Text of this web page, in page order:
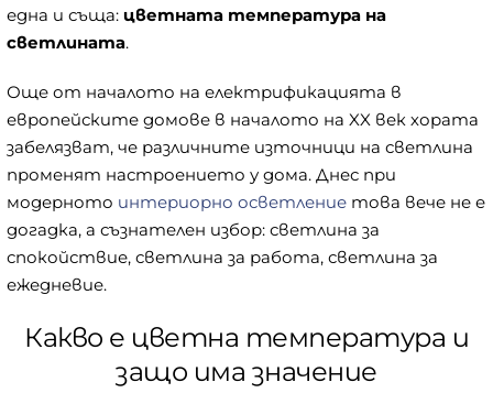
една и съща: цветната температура на
светлината.
Още от началото на електрификацията в
европейските домове в началото на XX век хората
забелязват, че различните източници на светлина
променят настроението у дома. Днес при
модерното интериорно осветление това вече не е
догадка, а съзнателен избор: светлина за
спокойствие, светлина за работа, светлина за
ежедневие.
Какво е цветна температура и
защо има значение